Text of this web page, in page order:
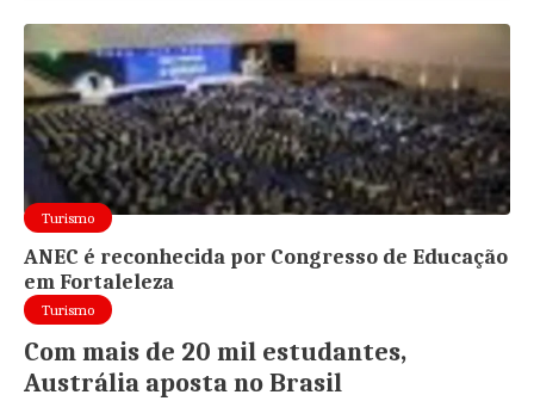
Turismo
ANEC é reconhecida por Congresso de Educação
em Fortaleleza
Turismo
Com mais de 20 mil estudantes,
Austrália aposta no Brasil